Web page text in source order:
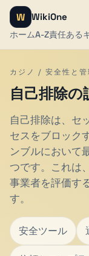
W WikiOne
ホームA-Z責任ある
カジノ / 安全性と管
自己排除の
自己排除は、セ
セスをブロック
ンブルにおいて
つです。これは
事業者を評価す
す。
安全ツール